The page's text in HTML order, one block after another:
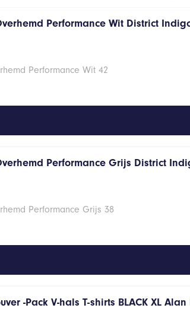
Performance Wit District
Performance Wit 42
Performance Grijs District
Performance Grijs 38
-Pack V-hals T-shirts BLACK XL Alan